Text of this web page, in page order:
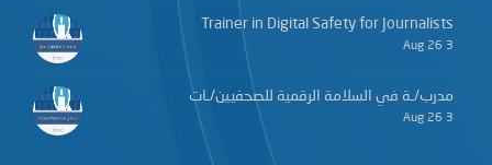
Trainer in Digital Safety for Journalists
3 Aug 26
مدرب/ـة في السلامة الرقمية للصحفيين/ـات
3 Aug 26